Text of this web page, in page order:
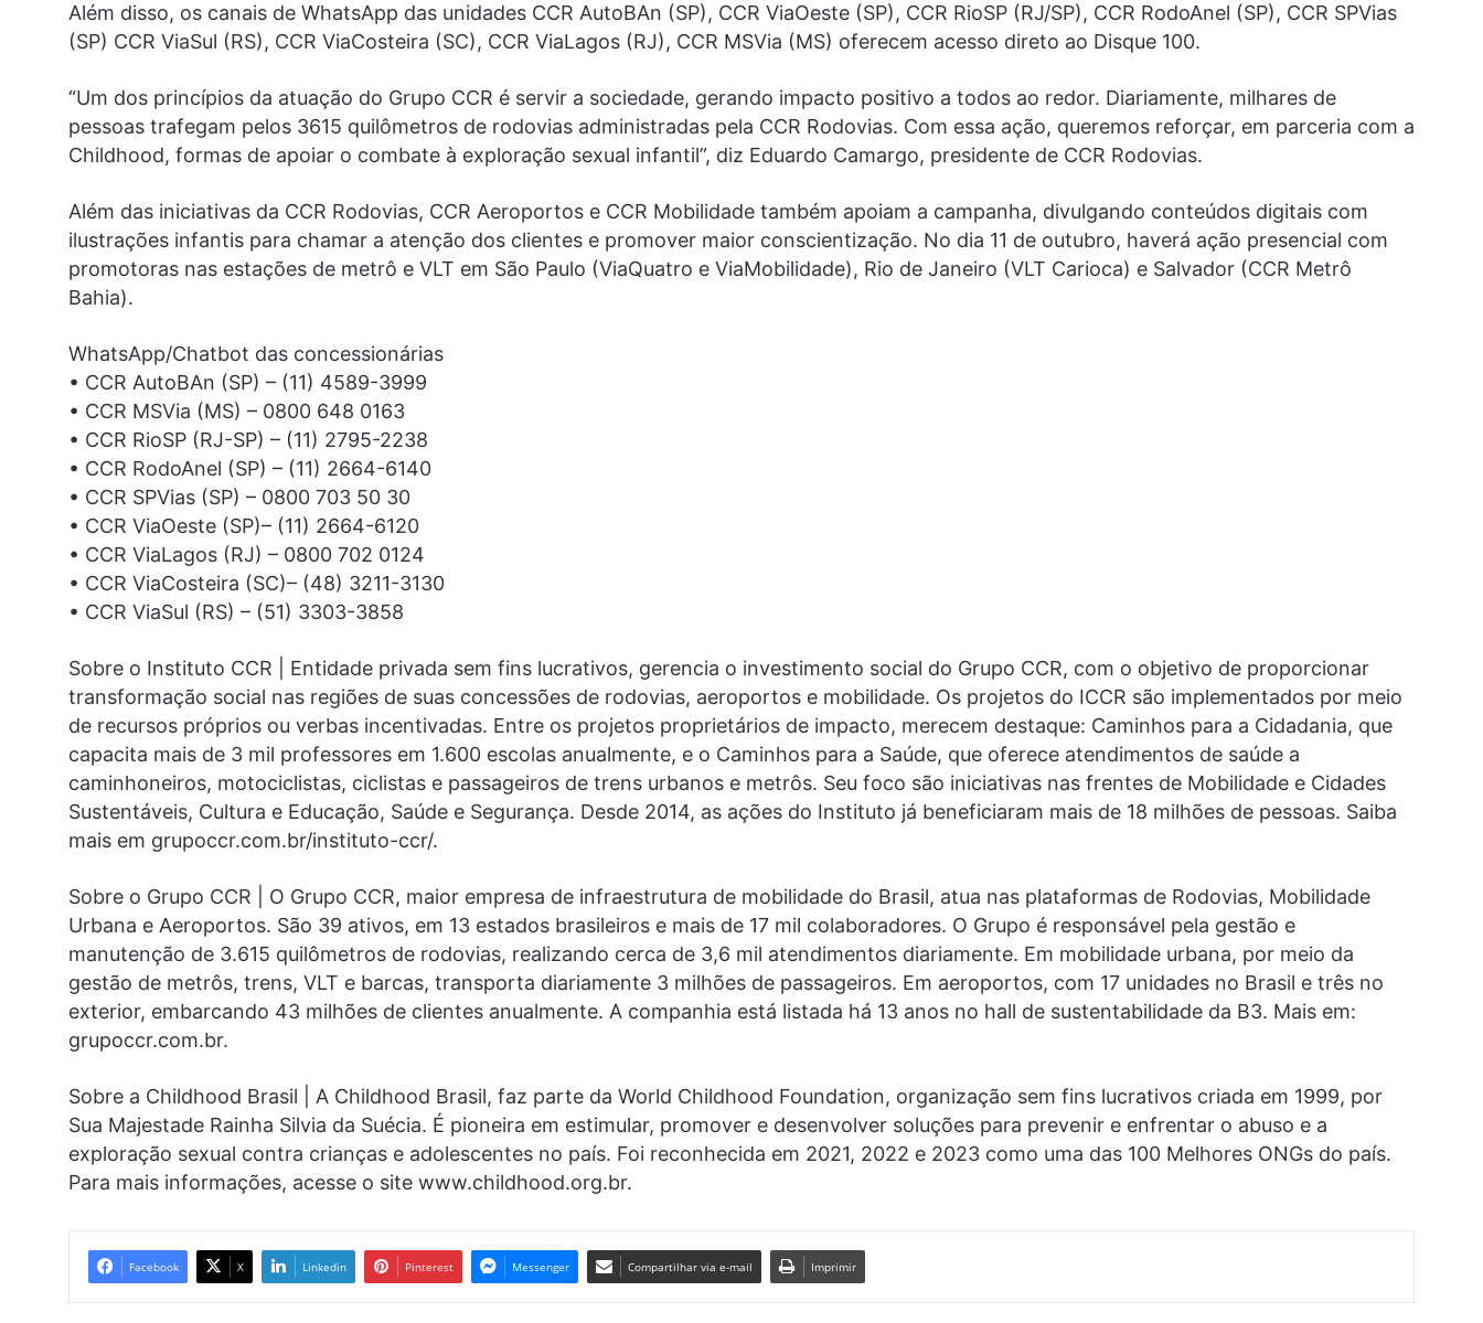
Além disso, os canais de WhatsApp das unidades CCR AutoBAn (SP), CCR ViaOeste (SP), CCR RioSP (RJ/SP), CCR RodoAnel (SP), CCR SPVias
(SP) CCR ViaSul (RS), CCR ViaCosteira (SC), CCR ViaLagos (RJ), CCR MSVia (MS) oferecem acesso direto ao Disque 100.
“Um dos princípios da atuação do Grupo CCR é servir a sociedade, gerando impacto positivo a todos ao redor. Diariamente, milhares de
pessoas trafegam pelos 3615 quilômetros de rodovias administradas pela CCR Rodovias. Com essa ação, queremos reforçar, em parceria com a
Childhood, formas de apoiar o combate à exploração sexual infantil”, diz Eduardo Camargo, presidente de CCR Rodovias.
Além das iniciativas da CCR Rodovias, CCR Aeroportos e CCR Mobilidade também apoiam a campanha, divulgando conteúdos digitais com
ilustrações infantis para chamar a atenção dos clientes e promover maior conscientização. No dia 11 de outubro, haverá ação presencial com
promotoras nas estações de metrô e VLT em São Paulo (ViaQuatro e ViaMobilidade), Rio de Janeiro (VLT Carioca) e Salvador (CCR Metrô
Bahia).
WhatsApp/Chatbot das concessionárias
• CCR AutoBAn (SP) – (11) 4589-3999
• CCR MSVia (MS) – 0800 648 0163
• CCR RioSP (RJ-SP) – (11) 2795-2238
• CCR RodoAnel (SP) – (11) 2664-6140
• CCR SPVias (SP) – 0800 703 50 30
• CCR ViaOeste (SP)– (11) 2664-6120
• CCR ViaLagos (RJ) – 0800 702 0124
• CCR ViaCosteira (SC)– (48) 3211-3130
• CCR ViaSul (RS) – (51) 3303-3858
Sobre o Instituto CCR | Entidade privada sem fins lucrativos, gerencia o investimento social do Grupo CCR, com o objetivo de proporcionar
transformação social nas regiões de suas concessões de rodovias, aeroportos e mobilidade. Os projetos do ICCR são implementados por meio
de recursos próprios ou verbas incentivadas. Entre os projetos proprietários de impacto, merecem destaque: Caminhos para a Cidadania, que
capacita mais de 3 mil professores em 1.600 escolas anualmente, e o Caminhos para a Saúde, que oferece atendimentos de saúde a
caminhoneiros, motociclistas, ciclistas e passageiros de trens urbanos e metrôs. Seu foco são iniciativas nas frentes de Mobilidade e Cidades
Sustentáveis, Cultura e Educação, Saúde e Segurança. Desde 2014, as ações do Instituto já beneficiaram mais de 18 milhões de pessoas. Saiba
mais em grupoccr.com.br/instituto-ccr/.
Sobre o Grupo CCR | O Grupo CCR, maior empresa de infraestrutura de mobilidade do Brasil, atua nas plataformas de Rodovias, Mobilidade
Urbana e Aeroportos. São 39 ativos, em 13 estados brasileiros e mais de 17 mil colaboradores. O Grupo é responsável pela gestão e
manutenção de 3.615 quilômetros de rodovias, realizando cerca de 3,6 mil atendimentos diariamente. Em mobilidade urbana, por meio da
gestão de metrôs, trens, VLT e barcas, transporta diariamente 3 milhões de passageiros. Em aeroportos, com 17 unidades no Brasil e três no
exterior, embarcando 43 milhões de clientes anualmente. A companhia está listada há 13 anos no hall de sustentabilidade da B3. Mais em:
grupoccr.com.br.
Sobre a Childhood Brasil | A Childhood Brasil, faz parte da World Childhood Foundation, organização sem fins lucrativos criada em 1999, por
Sua Majestade Rainha Silvia da Suécia. É pioneira em estimular, promover e desenvolver soluções para prevenir e enfrentar o abuso e a
exploração sexual contra crianças e adolescentes no país. Foi reconhecida em 2021, 2022 e 2023 como uma das 100 Melhores ONGs do país.
Para mais informações, acesse o site www.childhood.org.br.
Facebook X Linkedin Pinterest Messenger Compartilhar via e-mail Imprimir